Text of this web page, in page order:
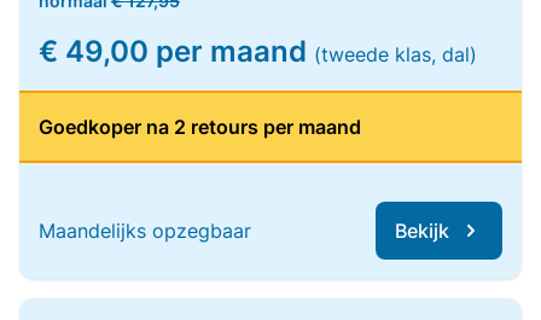
€ 49,00 per maand (tweede klas, dal)
Goedkoper na 2 retours per maand
Maandelijks opzegbaar Bekijk